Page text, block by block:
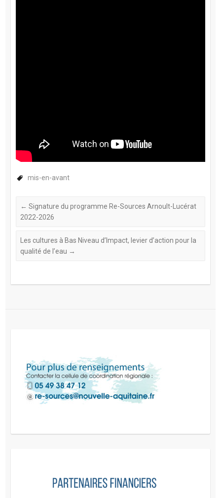
mis-en-avant
← Signature du programme Re-Sources Arnoult-Lucérat
2022-2026
Les cultures à Bas Niveau d’Impact, levier d’action pour la
qualité de l’eau →